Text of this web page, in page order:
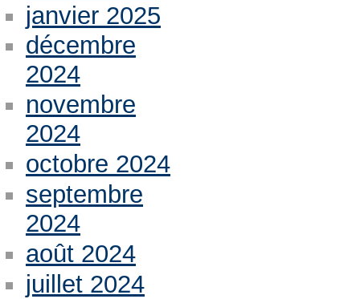
janvier 2025
décembre
2024
novembre
2024
octobre 2024
septembre
2024
août 2024
juillet 2024